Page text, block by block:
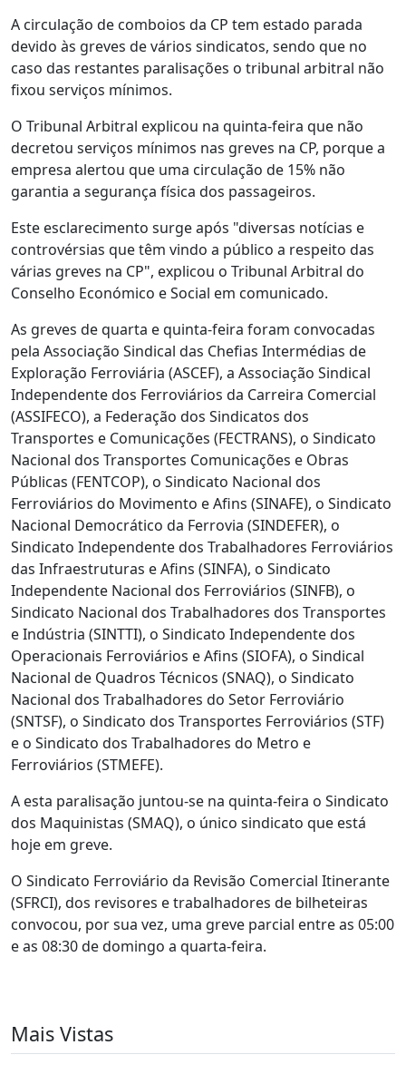
A circulação de comboios da CP tem estado parada
devido às greves de vários sindicatos, sendo que no
caso das restantes paralisações o tribunal arbitral não
fixou serviços mínimos.
O Tribunal Arbitral explicou na quinta-feira que não
decretou serviços mínimos nas greves na CP, porque a
empresa alertou que uma circulação de 15% não
garantia a segurança física dos passageiros.
Este esclarecimento surge após "diversas notícias e
controvérsias que têm vindo a público a respeito das
várias greves na CP", explicou o Tribunal Arbitral do
Conselho Económico e Social em comunicado.
As greves de quarta e quinta-feira foram convocadas
pela Associação Sindical das Chefias Intermédias de
Exploração Ferroviária (ASCEF), a Associação Sindical
Independente dos Ferroviários da Carreira Comercial
(ASSIFECO), a Federação dos Sindicatos dos
Transportes e Comunicações (FECTRANS), o Sindicato
Nacional dos Transportes Comunicações e Obras
Públicas (FENTCOP), o Sindicato Nacional dos
Ferroviários do Movimento e Afins (SINAFE), o Sindicato
Nacional Democrático da Ferrovia (SINDEFER), o
Sindicato Independente dos Trabalhadores Ferroviários
das Infraestruturas e Afins (SINFA), o Sindicato
Independente Nacional dos Ferroviários (SINFB), o
Sindicato Nacional dos Trabalhadores dos Transportes
e Indústria (SINTTI), o Sindicato Independente dos
Operacionais Ferroviários e Afins (SIOFA), o Sindical
Nacional de Quadros Técnicos (SNAQ), o Sindicato
Nacional dos Trabalhadores do Setor Ferroviário
(SNTSF), o Sindicato dos Transportes Ferroviários (STF)
e o Sindicato dos Trabalhadores do Metro e
Ferroviários (STMEFE).
A esta paralisação juntou-se na quinta-feira o Sindicato
dos Maquinistas (SMAQ), o único sindicato que está
hoje em greve.
O Sindicato Ferroviário da Revisão Comercial Itinerante
(SFRCI), dos revisores e trabalhadores de bilheteiras
convocou, por sua vez, uma greve parcial entre as 05:00
e as 08:30 de domingo a quarta-feira.
Mais Vistas